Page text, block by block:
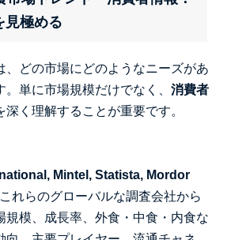
見極める
、どの市場にどのようなニーズがあ
単に市場規模だけでなく、 消費者
深く理解することが重要です。
Mintel, Statista, Mordor
れらのグローバルな調査会社から
規模、成長率、外食・中食・内食な